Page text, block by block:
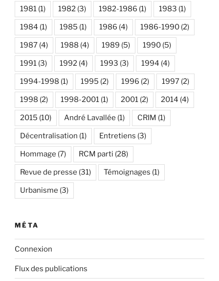
1981 (1) 1982 (3) 1982-1986 (1) 1983 (1)
1984 (1) 1985 (1) 1986 (4) 1986-1990 (2)
1987 (4) 1988 (4) 1989 (5) 1990 (5)
1991 (3) 1992 (4) 1993 (3) 1994 (4)
1994-1998 (1) 1995 (2) 1996 (2) 1997 (2)
1998 (2) 1998-2001 (1) 2001 (2) 2014 (4)
2015 (10) André Lavallée (1) CRIM (1)
Décentralisation (1) Entretiens (3)
Hommage (7) RCM parti (28)
Revue de presse (31) Témoignages (1)
Urbanisme (3)
MÉTA
Connexion
Flux des publications